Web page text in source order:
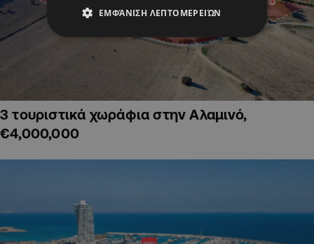
3 τουριστικά χωράφια στην Αλαμινό,
€4,000,000
ΕΜΦΆΝΙΣΗ ΛΕΠΤΟΜΕΡΕΙΏΝ